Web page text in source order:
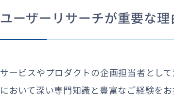
ユーザーリサーチが重要な理
サービスやプロダクトの企画担当者とし
において深い専門知識と豊富なご経験を